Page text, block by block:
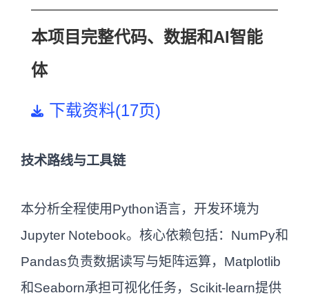
本项目完整代码、数据和AI智能
体
下载资料(17页)
技术路线与工具链
本分析全程使用Python语言，开发环境为
Jupyter Notebook。核心依赖包括：NumPy和
Pandas负责数据读写与矩阵运算，Matplotlib
和Seaborn承担可视化任务，Scikit-learn提供